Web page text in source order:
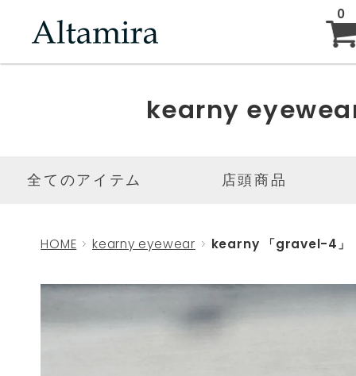
0
BLOG
kearny
全てのアイテム 店頭商品
HOME kearny eyewear kearny 「gravel-4」